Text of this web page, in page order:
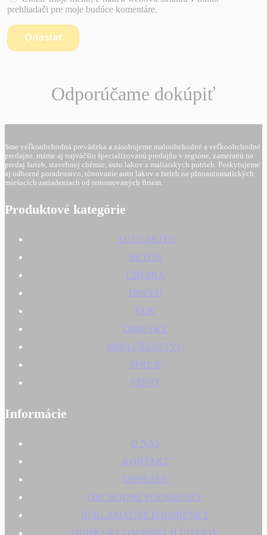
prehliadači pre moje budúce komentáre.
Odporúčame dokúpiť
Sme veľkoobchodná prevádzka a zásobujeme maloobchodné a veľkoobchodné
predajne, máme aj najväčšiu špecializovanú predajňu v regióne, zameranú na
predaj farieb, stavebnej chémie, auto lakov a maliarskych potrieb. Poskytujeme
aj odborné poradenstvo, tónovanie auto lakov a farieb na plnoautomatických
miešacích zariadeniach od renomovaných firiem.
Produktové kategórie
AUTO-MOTO
BETÓN
CHEMIA
DREVO
KOV
OMIETKY
PRÍSLUŠENSTVO
SPREJE
STENY
Informácie
O NÁS
KONTAKT
DOPRAVA
OBCHODNÉ PODMIENKY
REKLAMAČNÉ PODMIENKY